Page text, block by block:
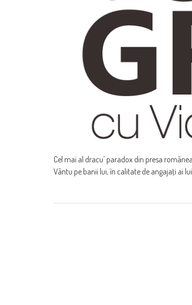
Cel mai al dracu' paradox din presa
Vântu pe banii lui, în calitate de angajaţi ai